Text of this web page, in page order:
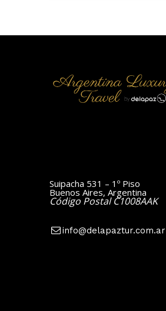
Suipacha 531 – 1º Piso
Buenos Aires, Argentina
Código Postal C1008AAK
info@delapaztur.com.ar